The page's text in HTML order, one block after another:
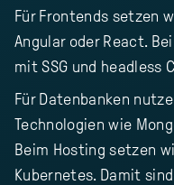
Für Frontends setzen
Angular oder React.
mit SSG und headless
Für Datenbanken
Technologien wie
Beim Hosting setzen
Kubernetes. Damit